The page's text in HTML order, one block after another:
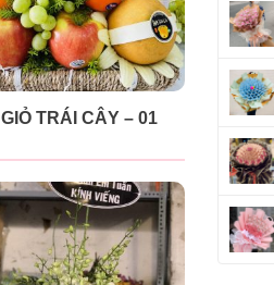
GIỎ TRÁI CÂY – 01